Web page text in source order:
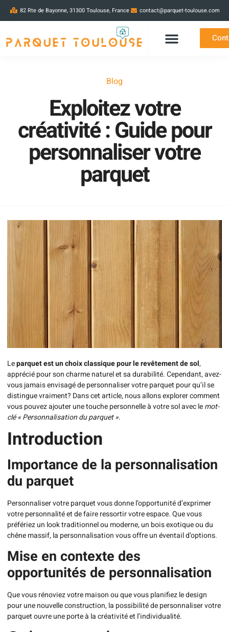
82 Rte de Bayonne, 31300 Toulouse, France contact@parquet-toulouse.com
Blog
Exploitez votre
créativité : Guide pour
personnaliser votre
parquet
Leparquet est un choix classique pour le revêtement de sol,
apprécié pour son charme naturel et sa durabilité. Cependant, avez-
vous jamais envisagé de personnaliser votre parquet pour qu’il se
distingue vraiment? Dans cet article, nous allons explorer comment
vous pouvez ajouter une touche personnelle à votre sol avec lemot-
clé « Personnalisation du parquet ».
Introduction
Importance de la personnalisation
du parquet
Personnaliser votre parquet vous donne l’opportunité d’exprimer
votre personnalité et de faire ressortir votre espace. Que vous
préfériez un look traditionnel ou moderne, un bois exotique ou du
chêne massif, la personnalisation vous offre un éventail d’options.
Mise en contexte des
opportunités de personnalisation
Que vous rénoviez votre maison ou que vous planifiez le design
pour une nouvelle construction, la possibilité de personnaliser votre
parquet ouvre une porte à la créativité et l’individualité.